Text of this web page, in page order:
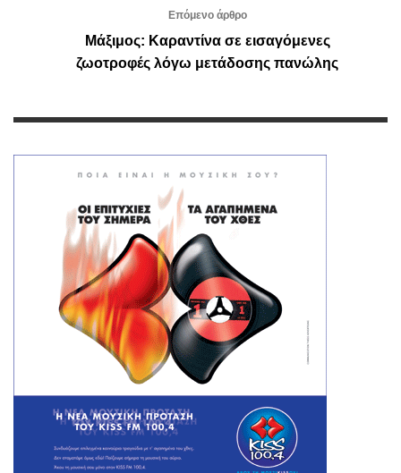
Επόμενο άρθρο
Μάξιμος: Καραντίνα σε εισαγόμενες
ζωοτροφές λόγω μετάδοσης πανώλης